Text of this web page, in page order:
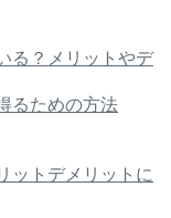
る？メリットやデ
るための方法
ットデメリットに